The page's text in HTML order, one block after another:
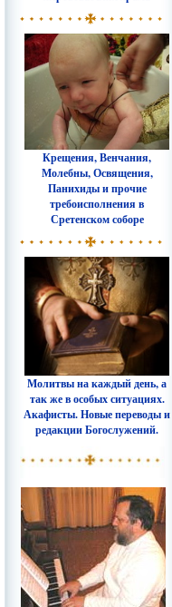
Крещения, Венчания,
Молебны, Освящения,
Панихиды и прочие
требоисполнения в
Сретенском соборе
Молитвы на каждый день, а
так же в особых ситуациях.
Акафисты. Новые переводы и
редакции Богослужений.